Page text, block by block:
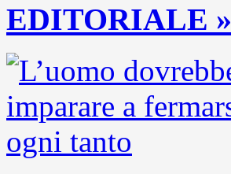
EDITORIALE »